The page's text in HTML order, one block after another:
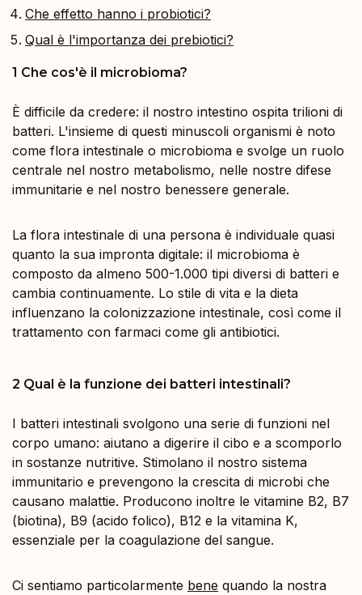
Che effetto hanno i probiotici?
Qual è l'importanza dei prebiotici?
1 Che cos'è il microbioma?
È difficile da credere: il nostro intestino ospita trilioni di
batteri. L'insieme di questi minuscoli organismi è noto
come flora intestinale o microbioma e svolge un ruolo
centrale nel nostro metabolismo, nelle nostre difese
immunitarie e nel nostro benessere generale.
La flora intestinale di una persona è individuale quasi
quanto la sua impronta digitale: il microbioma è
composto da almeno 500-1.000 tipi diversi di batteri e
cambia continuamente. Lo stile di vita e la dieta
influenzano la colonizzazione intestinale, così come il
trattamento con farmaci come gli antibiotici.
2 Qual è la funzione dei batteri intestinali?
I batteri intestinali svolgono una serie di funzioni nel
corpo umano: aiutano a digerire il cibo e a scomporlo
in sostanze nutritive. Stimolano il nostro sistema
immunitario e prevengono la crescita di microbi che
causano malattie. Producono inoltre le vitamine B2, B7
(biotina), B9 (acido folico), B12 e la vitamina K,
essenziale per la coagulazione del sangue.
Ci sentiamo particolarmente bene quando la nostra